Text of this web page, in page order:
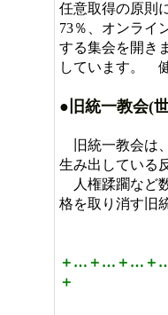
任意取得の原則
73％、オンライ
する集会を開き
しています。
●旧統一教会(
旧統一教会は
生み出している
人権蹂躙など
格を取り消す旧
＋…＋…＋…
＋